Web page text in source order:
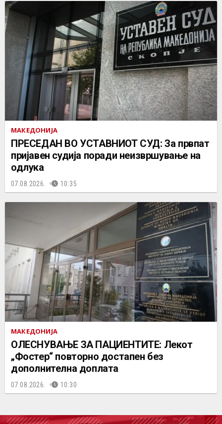
МАКЕДОНИЈА
ПРЕСЕДАН ВО УСТАВНИОТ СУД: За првпат
пријавен судија поради неизвршување на
одлука
07.08.2026. 10:35
МАКЕДОНИЈА
ОЛЕСНУВАЊЕ ЗА ПАЦИЕНТИТЕ: Лекот
„Фостер“ повторно достапен без
дополнителна доплата
07.08.2026. 10:30